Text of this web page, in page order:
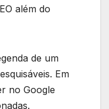
além do
de um
Em
no Google